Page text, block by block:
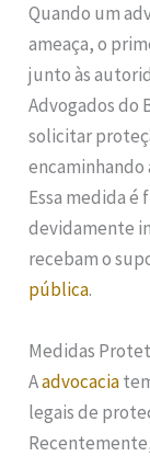
Quando um
ameaça, o
junto às
Advogados do
solicitar
encaminhando
Essa medida é
devidamente
recebam o
pública.
Medidas
Aadvocacia
legais de